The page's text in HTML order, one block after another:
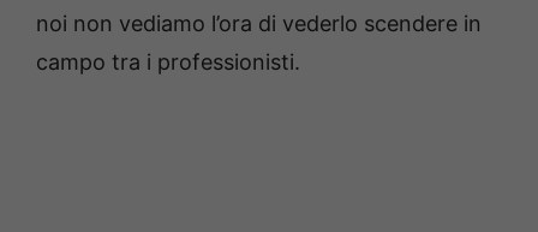
noi non vediamo l’ora di vederlo scendere in
campo tra i professionisti.